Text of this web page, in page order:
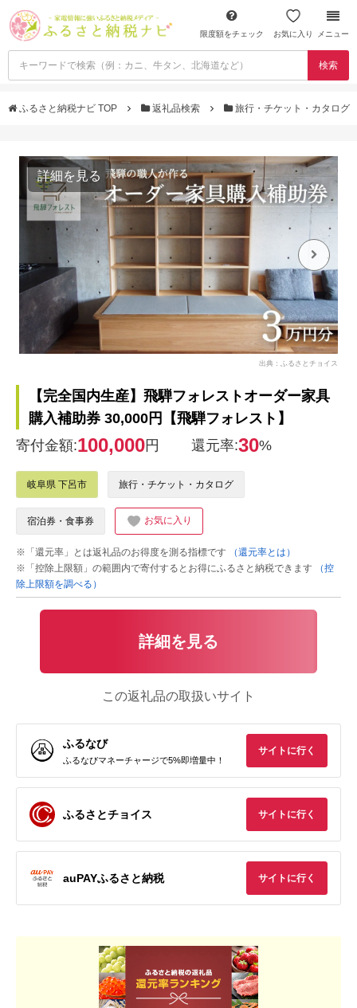
限度額をチェック お気に入り メニュー
検索
ふるさと納税ナビ TOP 返礼品検索 旅行・チケット・カタログ
詳細を見る
出典：ふるさとチョイス
【完全国内生産】飛騨フォレストオーダー家具
購入補助券 30,000円【飛騨フォレスト】
寄付金額:100,000円 還元率:30%
岐阜県 下呂市 旅行・チケット・カタログ
宿泊券・食事券 お気に入り
※「還元率」とは返礼品のお得度を測る指標です
（還元率とは）
※「控除上限額」の範囲内で寄付するとお得にふるさと納税できます
（控
除上限額を調べる）
詳細を見る
この返礼品の取扱いサイト
ふるなび
ふるなびマネーチャージで5%即増量中！
サイトに行く
ふるさとチョイス サイトに行く
auPAYふるさと納税 サイトに行く